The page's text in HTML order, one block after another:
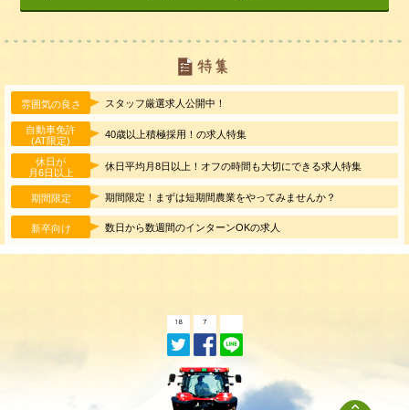
雰囲気の良さ スタッフ厳選求人公開中！
自動車免許
(AT限定)
40歳以上積極採用！の求人特集
休日が
月6日以上
休日平均月8日以上！オフの時間も大切にできる求人特集
期間限定 期間限定！まずは短期間農業をやってみませんか？
新卒向け 数日から数週間のインターンOKの求人